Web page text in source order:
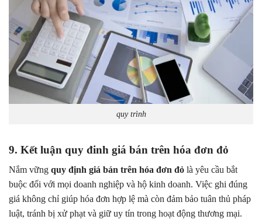
quy trình
9. Kết luận quy đinh giá bán trên hóa đơn đỏ
Nắm vững quy định giá bán trên hóa đơn đỏ là yêu cầu bắt
buộc đối với mọi doanh nghiệp và hộ kinh doanh. Việc ghi đúng
giá không chỉ giúp hóa đơn hợp lệ mà còn đảm bảo tuân thủ pháp
luật, tránh bị xử phạt và giữ uy tín trong hoạt động thương mại.